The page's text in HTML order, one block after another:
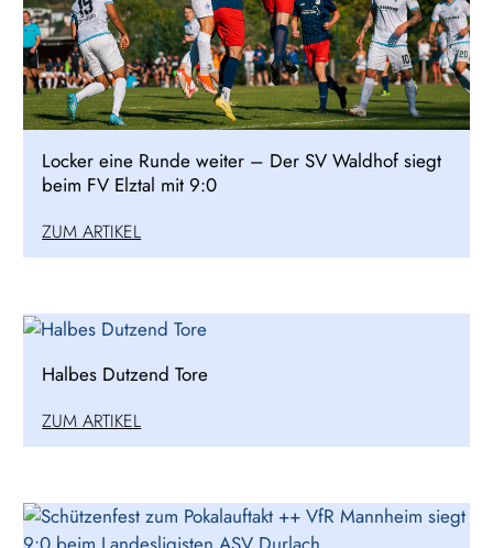
Locker eine Runde weiter – Der SV Waldhof siegt
beim FV Elztal mit 9:0
ZUM ARTIKEL
Halbes Dutzend Tore
ZUM ARTIKEL